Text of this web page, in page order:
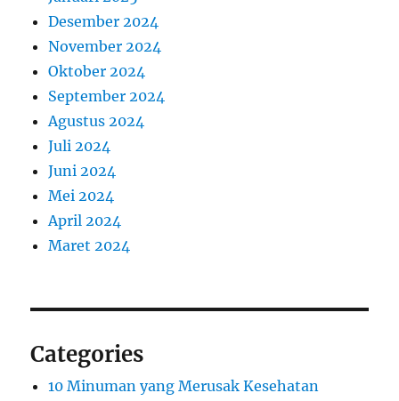
Desember 2024
November 2024
Oktober 2024
September 2024
Agustus 2024
Juli 2024
Juni 2024
Mei 2024
April 2024
Maret 2024
Categories
10 Minuman yang Merusak Kesehatan